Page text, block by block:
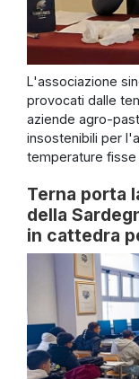
L'associazione
provocati dalle
aziende agro-
insostenibili per
temperature fisse
Terna porta
della
in cattedra